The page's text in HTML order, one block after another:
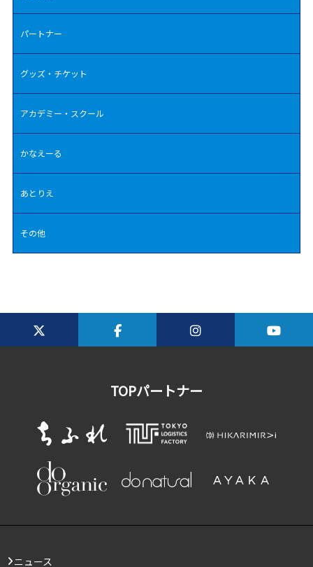
パートナー
グッズ・チケット
アカデミー・スクール
かなえーる
あとりえ
その他
TOPパートナー
ニュース